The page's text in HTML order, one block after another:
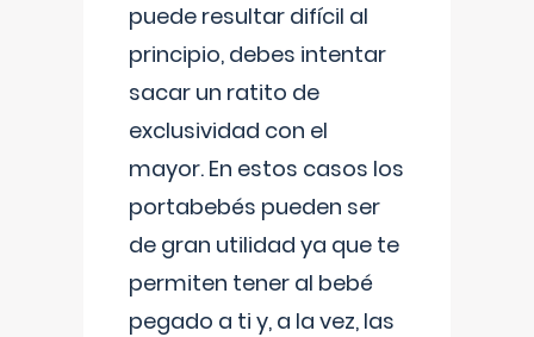
puede resultar difícil al
principio, debes intentar
sacar un ratito de
exclusividad con el
mayor. En estos casos los
portabebés pueden ser
de gran utilidad ya que te
permiten tener al bebé
pegado a ti y, a la vez, las